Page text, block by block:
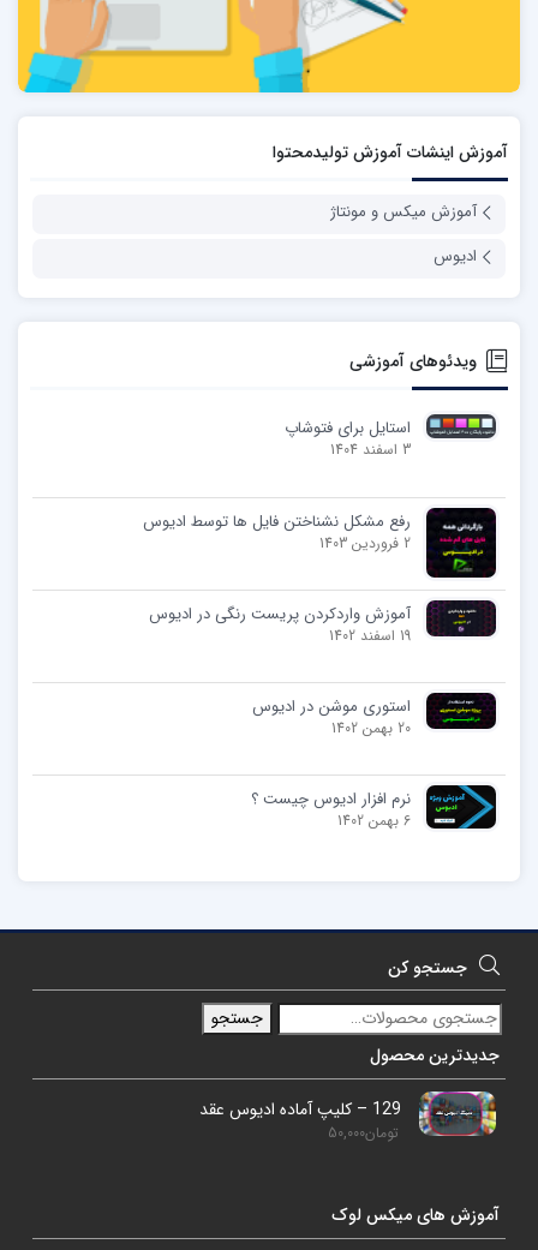
آموزش اینشات آموزش تولیدمحتوا
آموزش میکس و مونتاژ
ادیوس
ویدئوهای آموزشی
استایل برای فتوشاپ
3 اسفند 1404
رفع مشکل نشناختن فایل ها توسط ادیوس
2 فروردین 1403
آموزش واردکردن پریست رنگی در ادیوس
19 اسفند 1402
استوری موشن در ادیوس
20 بهمن 1402
نرم افزار ادیوس چیست ؟
6 بهمن 1402
جستجو کن
جستجو
جدیدترین محصول
129 – کلیپ آماده ادیوس عقد
تومان50,000
آموزش های میکس لوک